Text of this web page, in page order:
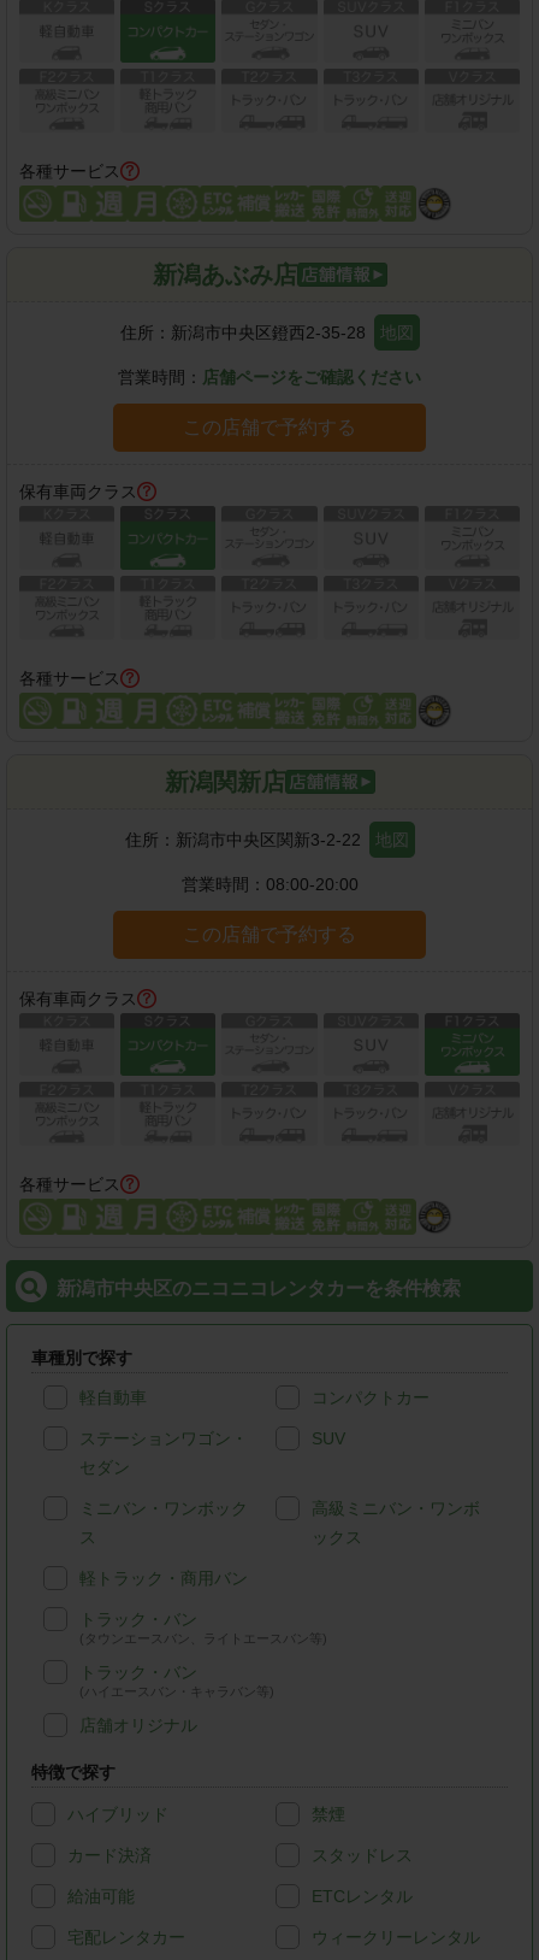
各種サービス
新潟あぶみ店
住所： 新潟市中央区鐙西2-35-28 地図
営業時間： 店舗ページをご確認ください
この店舗で予約する
保有車両クラス
各種サービス
新潟関新店
住所： 新潟市中央区関新3-2-22 地図
営業時間： 08:00-20:00
この店舗で予約する
保有車両クラス
各種サービス
新潟市中央区のニコニコレンタカーを条件検索
車種別で探す
軽自動車 コンパクトカー
ステーションワゴン・
セダン
SUV
ミニバン・ワンボック
ス
高級ミニバン・ワンボ
ックス
軽トラック・商用バン
トラック・バン
(タウンエースバン、ライトエースバン等)
トラック・バン
(ハイエースバン・キャラバン等)
店舗オリジナル
特徴で探す
ハイブリッド 禁煙
カード決済 スタッドレス
給油可能 ETCレンタル
宅配レンタカー ウィークリーレンタル